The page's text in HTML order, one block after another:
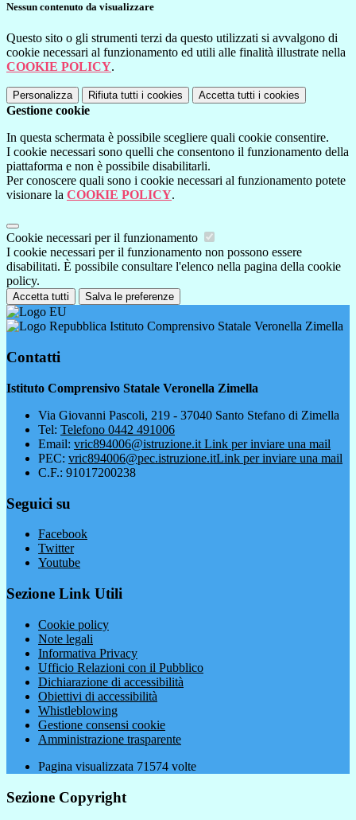
Nessun contenuto da visualizzare
Questo sito o gli strumenti terzi da questo utilizzati si avvalgono di
cookie necessari al funzionamento ed utili alle finalità illustrate nella
COOKIE POLICY.
Personalizza Rifiuta tutti i cookies Accetta tutti i cookies
Gestione cookie
In questa schermata è possibile scegliere quali cookie consentire.
I cookie necessari sono quelli che consentono il funzionamento della
piattaforma e non è possibile disabilitarli.
Per conoscere quali sono i cookie necessari al funzionamento potete
visionare la COOKIE POLICY.
Cookie necessari per il funzionamento
I cookie necessari per il funzionamento non possono essere
disabilitati. È possibile consultare l'elenco nella pagina della cookie
policy.
Accetta tutti Salva le preferenze
Istituto Comprensivo Statale Veronella Zimella
Contatti
Istituto Comprensivo Statale Veronella Zimella
Via Giovanni Pascoli, 219 - 37040 Santo Stefano di Zimella
Tel: Telefono 0442 491006
Email: vric894006@istruzione.it Link per inviare una mail
PEC: vric894006@pec.istruzione.itLink per inviare una mail
C.F.: 91017200238
Seguici su
Facebook
Twitter
Youtube
Sezione Link Utili
Cookie policy
Note legali
Informativa Privacy
Ufficio Relazioni con il Pubblico
Dichiarazione di accessibilità
Obiettivi di accessibilità
Whistleblowing
Gestione consensi cookie
Amministrazione trasparente
Pagina visualizzata 71574 volte
Sezione Copyright